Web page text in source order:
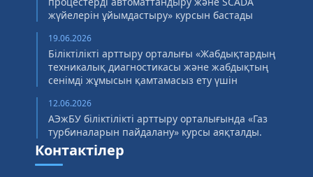
жүйелерін ұйымдастыру» курсын бастады
19.06.2026
Біліктілікті арттыру орталығы «Жабдықтардың
техникалық диагностикасы және жабдықтың
сенімді жұмысын қамтамасыз ету үшін
12.06.2026
АЭжБУ біліктілікті арттыру орталығында «Газ
турбиналарын пайдалану» курсы аяқталды.
Контактілер